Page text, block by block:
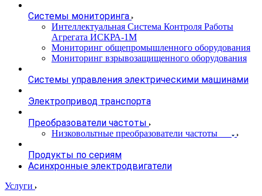
Системы мониторинга
Интеллектуальная Система Контроля Работы
Агрегата ИСКРА-1М
Мониторинг общепромышленного оборудования
Мониторинг взрывозащищенного оборудования
Системы управления электрическими машинами
Электропривод транспорта
Преобразователи частоты
Низковольтные преобразователи частоты
Продукты по сериям
Асинхронные электродвигатели
Услуги